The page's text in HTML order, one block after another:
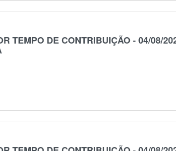
TEMPO DE CONTRIBUIÇÃO - 04/08/